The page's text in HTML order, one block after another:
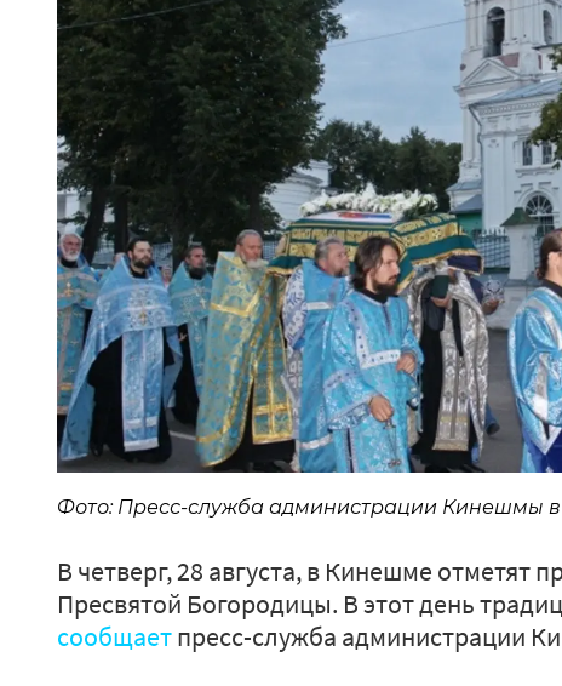
Фото: Пресс-служба администрации Кинешмы в
В четверг, 28 августа, в Кинешме отметят
Пресвятой Богородицы. В этот день
сообщаетпресс-служба администрации